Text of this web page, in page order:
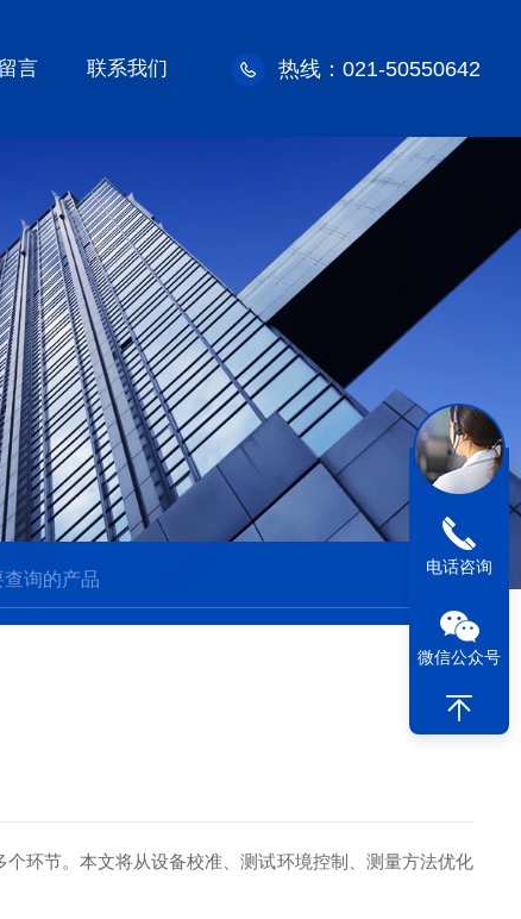
言 联系我们 热线：021-50550642
环节。本文将从设备校准、测试环境控制、测量方法优化
电话咨询
微信公众号